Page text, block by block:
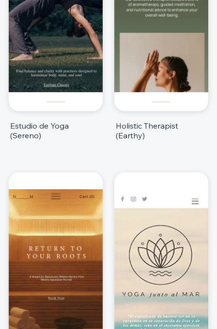
Estudio de Yoga
(Sereno)
Holistic Therapist
(Earthy)